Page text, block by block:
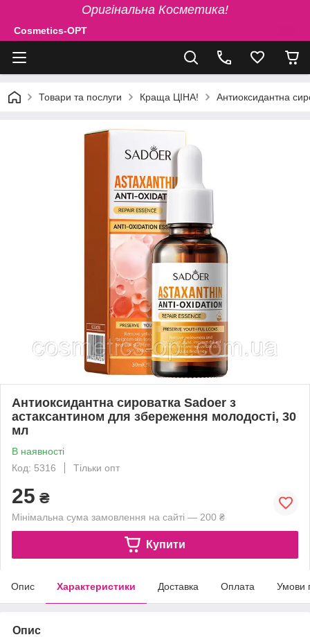
Оригінальна Косметика!
Cosmetics-OPT
Товари та послуги Краща ЦІНА! Антиоксидантна
Антиоксидантна сироватка Sadoer з
астаксантином для збереження молодості, 30
мл
В наявності
Код: 5316
Тільки опт
25 ₴
Мінімальна сума замовлення на сайті — 200 ₴
Купити
Опис Характеристики Доставка Оплата Умови
Опис